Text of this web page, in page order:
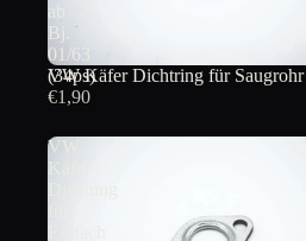
ab
Bj.
01/63
(34ps)
VW Käfer Dichtring für
€1,90
VW
Käfer